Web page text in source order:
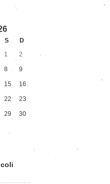
S
D
1
2
8 9
15 16
22 23
29 30